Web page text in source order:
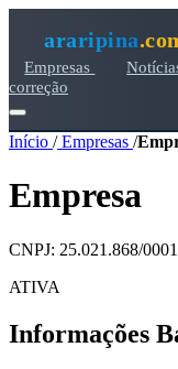
araripina
Empresas
correção
Início /Empresas /
Empresa
CNPJ: 25.021.868/
ATIVA
Informações